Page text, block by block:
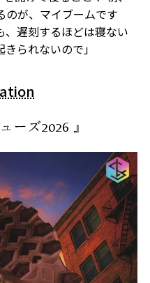
のが、マイブームです
、遅刻するほどは寝ない
られないので」
ーズ2026 』